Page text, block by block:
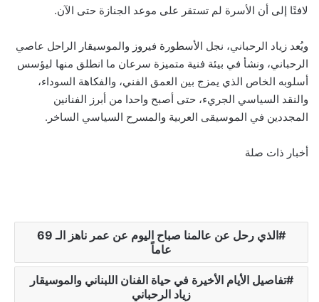
لافتًا إلى أن الأسرة لم تستقر على موعد الجنازة حتى الآن.
ويُعد زياد الرحباني، نجل الأسطورة فيروز والموسيقار الراحل عاصي
الرحباني، ونشأ في بيئة فنية متميزة سرعان ما انطلق منها ليؤسس
أسلوبه الخاص الذي يمزج بين العمق الفني، والفكاهة السوداء،
والنقد السياسي الجريء، حتى أصبح واحدا من أبرز الفنانين
المجددين في الموسيقى العربية والمسرح السياسي الساخر.
أخبار ذات صلة
الذي رحل عن عالمنا صباح اليوم عن عمر ناهز الـ 69
عاماً
تفاصيل الأيام الأخيرة في حياة الفنان اللبناني والموسيقار
زياد الرحباني